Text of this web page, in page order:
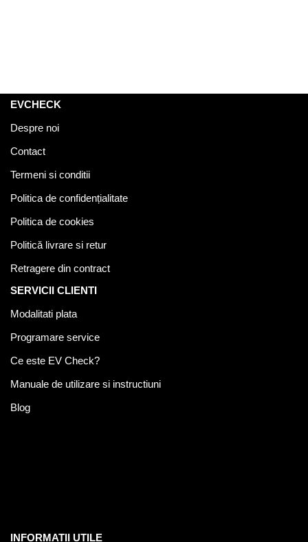
EVCHECK
Despre noi
Contact
Termeni si conditii
Politica de confidențialitate
Politica de cookies
Politică livrare si retur
Retragere din contract
SERVICII CLIENTI
Modalitati plata
Programare service
Ce este EV Check?
Manuale de utilizare si instructiuni
Blog
INFORMATII UTILE